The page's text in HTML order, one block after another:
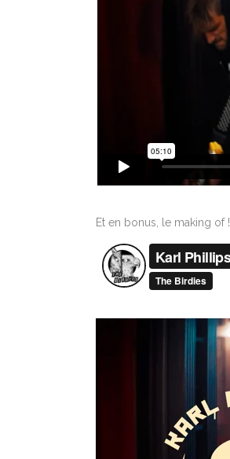
Et en bonus, le making of !